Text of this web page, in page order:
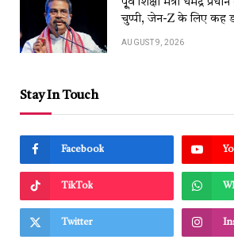
पू्र्व शिक्षा मंत्री धर्मेंद्र
चुप्पी, जेन-Z के लिए कह
AUGUST 9, 2026
Stay In Touch
Facebook
TikTok
Twitter